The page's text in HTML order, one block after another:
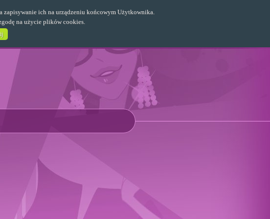
ich na urządzeniu końcowym Użytkownika.
na użycie plików cookies.